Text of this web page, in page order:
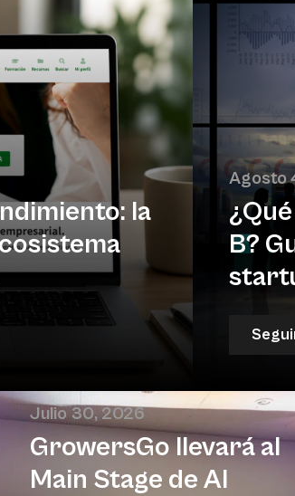
la
Agosto
B?
Julio 30, 2026
GrowersGo llevará al
Main Stage de Al